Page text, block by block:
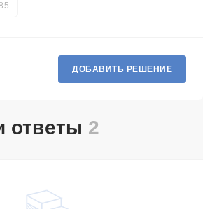
ДОБАВИТЬ РЕШЕНИЕ
ответы 2